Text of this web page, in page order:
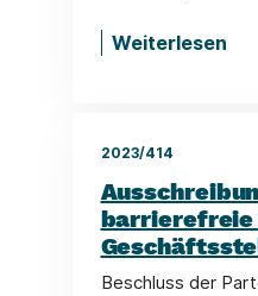
Weiterlesen
2023/414
barrierefreie
Beschluss der